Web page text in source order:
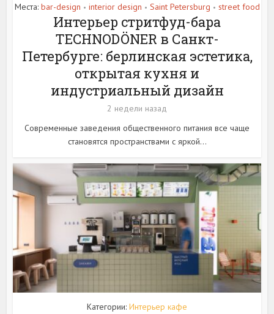
Места: bar-design • interior design • Saint Petersburg • street food
Интерьер стритфуд-бара
TECHNODÖNER в Санкт-
Петербурге: берлинская эстетика,
открытая кухня и
индустриальный дизайн
2 недели назад
Современные заведения общественного питания все чаще
становятся пространствами с яркой...
Категории: Интерьер кафе